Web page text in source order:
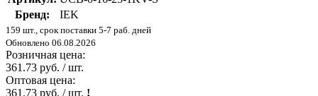
Бренд:
IEK
159 шт., срок поставки 5-7 раб. дней
Обновлено 06.08.2026
Розничная цена:
361.73 руб. / шт.
Оптовая цена:
361.73 руб. / шт. !